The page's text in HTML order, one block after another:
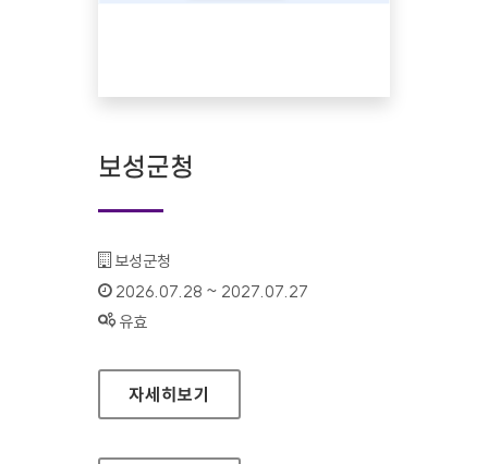
보성군청
기관명 :
보성군청
인증기간 :
2026.07.28 ~ 2027.07.27
상태 :
유효
보성군청
자세히보기